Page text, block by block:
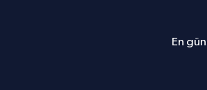
En